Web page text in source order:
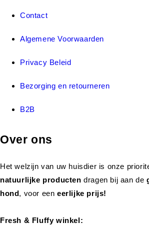
Contact
Algemene Voorwaarden
Privacy Beleid
Bezorging en retourneren
B2B
Over ons
Het welzijn van uw huisdier is onze
natuurlijke productendragen bij aan de
hond, voor eeneerlijke prijs!
Fresh & Fluffy winkel: